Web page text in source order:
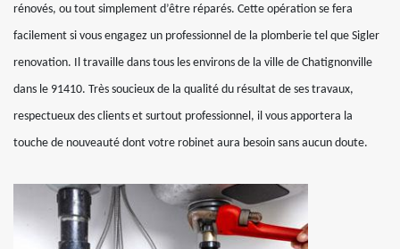
rénovés, ou tout simplement d’être réparés. Cette opération se fera
facilement si vous engagez un professionnel de la plomberie tel que Sigler
renovation. Il travaille dans tous les environs de la ville de Chatignonville
dans le 91410. Très soucieux de la qualité du résultat de ses travaux,
respectueux des clients et surtout professionnel, il vous apportera la
touche de nouveauté dont votre robinet aura besoin sans aucun doute.